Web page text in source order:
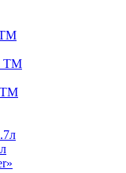
ТМ
ТМ